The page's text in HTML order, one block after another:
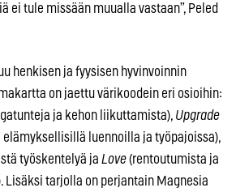
ei tule missään muualla vastaan”, Peled
henkisen ja fyysisen hyvinvoinnin
on jaettu värikoodein eri osioihin:
ja kehon liikuttamista), Upgrade
luennoilla ja työpajoissa),
työskentelyä ja Love(rentoutumista ja
Lisäksi tarjolla on perjantain Magnesia